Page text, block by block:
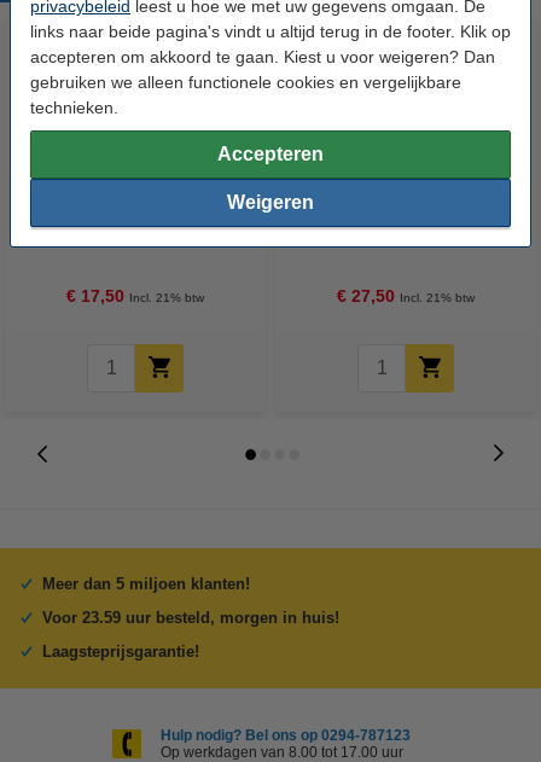
privacybeleid leest u hoe we met uw gegevens omgaan. De
links naar beide pagina's vindt u altijd terug in de footer. Klik op
accepteren om akkoord te gaan. Kiest u voor weigeren? Dan
gebruiken we alleen functionele cookies en vergelijkbare
technieken.
Accepteren
Weigeren
Kodak 30XL inktcartridge kleur
€ 17,50 Incl. 21% btw
Combinatie aanbieding: Kodak
€ 27,50 Incl. 21% btw
Meer dan 5 miljoen klanten!
Voor 23.59 uur besteld, morgen in huis!
Laagsteprijsgarantie!
Hulp nodig? Bel ons op 0294-787123
Op werkdagen van 8.00 tot 17.00 uur